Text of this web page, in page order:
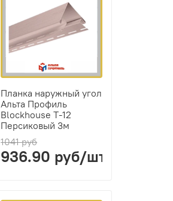
Планка наружный угол
Альта Профиль
Blockhouse Т-12
Персиковый 3м
1041 руб
936.90 руб/шт